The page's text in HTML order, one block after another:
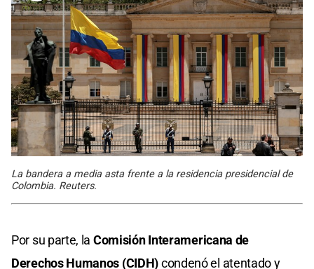
La bandera a media asta frente a la residencia presidencial de
Colombia. Reuters.
Por su parte, la Comisión Interamericana de
Derechos Humanos (CIDH)condenó el atentado y